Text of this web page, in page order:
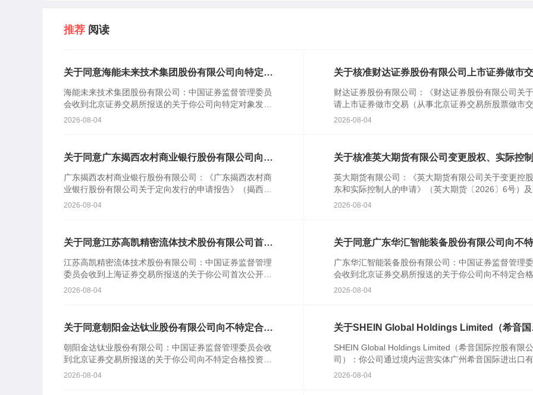
推荐 阅读
关于同意海能未来技术集团股份有限公司向特定对
海能未来技术集团股份有限公司：中国证券监督管理委员
会收到北京证券交易所报送的关于你公司向特定对象发行
股票的审核意见及你公司注册申请文件。根据《中华人民
2026-08-04
关于核准财达证券股份有限公司上市证券做市
财达证券股份有限公司：《财达证券股份有限公司关
请上市证券做市交易（从事北京证券交易所股票做市交
易）业务资格的请示》(财达字〔2024〕314号)及相关
2026-08-04
关于同意广东揭西农村商业银行股份有限公司向特
广东揭西农村商业银行股份有限公司：《广东揭西农村商
业银行股份有限公司关于定向发行的申请报告》（揭西农
商行报〔2026〕110号）及相关文件收悉。根据《中华人
2026-08-04
关于核准英大期货有限公司变更股权、实际控
英大期货有限公司：《英大期货有限公司关于变更控
东和实际控制人的申请》（英大期货〔2026〕6号）及
关文件收悉。根据《中华人民共和国期货和衍生品法》
2026-08-04
关于同意江苏高凯精密流体技术股份有限公司首次
江苏高凯精密流体技术股份有限公司：中国证券监督管理
委员会收到上海证券交易所报送的关于你公司首次公开发
行股票并在科创板上市的审核意见及你公司注册申请文
2026-08-04
关于同意广东华汇智能装备股份有限公司向不
广东华汇智能装备股份有限公司：中国证券监督管理
会收到北京证券交易所报送的关于你公司向不特定合格
资者公开发行股票并在北京证券交易所上市的审核意见
2026-08-04
关于同意朝阳金达钛业股份有限公司向不特定合格
朝阳金达钛业股份有限公司：中国证券监督管理委员会收
到北京证券交易所报送的关于你公司向不特定合格投资者
公开发行股票并在北京证券交易所上市的审核意见及你公
2026-08-04
关于SHEIN Global Holdings Limited（希音国
SHEIN Global Holdings Limited（希音国际控股有限公
司）：你公司通过境内运营实体广州希音国际进出口有
公司提交的境外发行上市备案材料收...
2026-08-04